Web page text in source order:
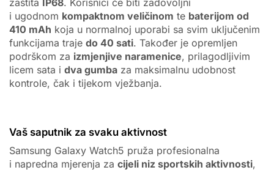
i ugodnom kompaktnom veličinom te baterijom od
410 mAh koja u normalnoj uporabi sa svim uključenim
funkcijama traje do 40 sati. Također je opremljen
podrškom za izmjenjive naramenice, prilagodljivim
licem sata i dva gumba za maksimalnu udobnost
kontrole, čak i tijekom vježbanja.
Vaš saputnik za svaku aktivnost
Samsung Galaxy Watch5 pruža profesionalna
i napredna mjerenja za cijeli niz sportskih aktivnosti,